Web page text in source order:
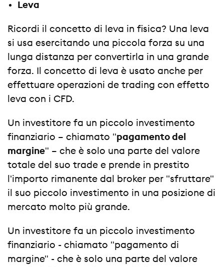
Leva
Ricordi il concetto di leva in fisica? Una leva
si usa esercitando una piccola forza su una
lunga distanza per convertirla in una grande
forza. Il concetto di leva è usato anche per
effettuare operazioni de trading con effetto
leva con i CFD.
Un investitore fa un piccolo investimento
finanziario – chiamato "pagamento del
margine" – che è solo una parte del valore
totale del suo trade e prende in prestito
l'importo rimanente dal broker per "sfruttare"
il suo piccolo investimento in una posizione di
mercato molto più grande.
Un investitore fa un piccolo investimento
finanziario - chiamato "pagamento di
margine" - che è solo una parte del valore